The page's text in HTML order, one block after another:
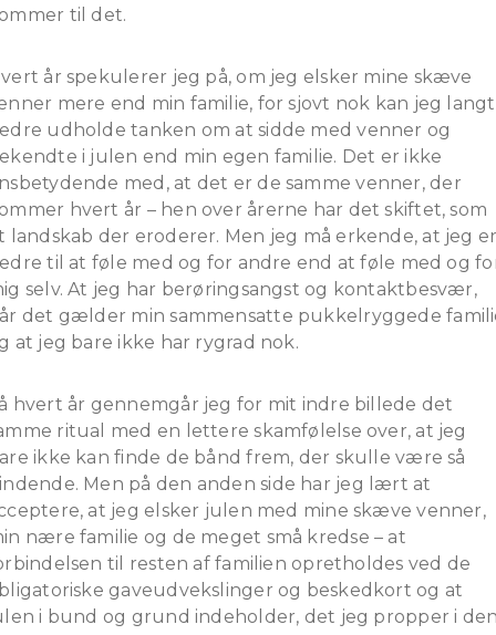
til det.
år spekulerer jeg på, om jeg elsker mine skæve
mere end min familie, for sjovt nok kan jeg langt
udholde tanken om at sidde med venner og
i julen end min egen familie. Det er ikke
med, at det er de samme venner, der
hvert år – hen over årerne har det skiftet, som
landskab der eroderer. Men jeg må erkende, at jeg
til at føle med og for andre end at føle med og
selv. At jeg har berøringsangst og kontaktbesvær,
det gælder min sammensatte pukkelryggede
at jeg bare ikke har rygrad nok.
hvert år gennemgår jeg for mit indre billede det
ritual med en lettere skamfølelse over, at jeg
ikke kan finde de bånd frem, der skulle være så
Men på den anden side har jeg lært at
at jeg elsker julen med mine skæve venner,
nære familie og de meget små kredse – at
til resten af familien opretholdes ved de
gaveudvekslinger og beskedkort og at
i bund og grund indeholder, det jeg propper i